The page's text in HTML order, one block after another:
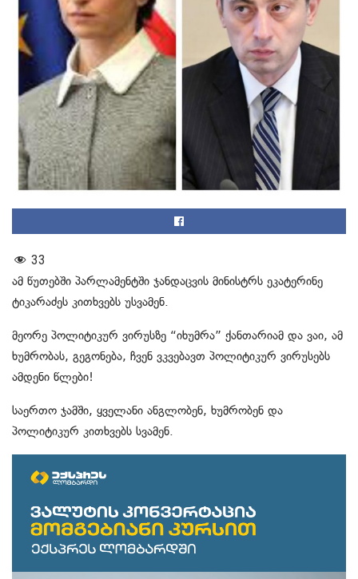
33
ამ წუთებში პარლამენტში ჯანდაცვის მინისტრს ეკატერინე
ტიკარაძეს კითხვებს უსვამენ.
მეორე პოლიტიკურ ვირუსზე “იხუმრა” ქანთარიამ და ვაი, ამ
ხუმრობას, გეგონება, ჩვენ ვკვებავთ პოლიტიკურ ვირუსებს
ამდენი წლები!
საერთო ჯამში, ყველანი ანგლობენ, ხუმრობენ და
პოლიტიკურ კითხვებს სვამენ.